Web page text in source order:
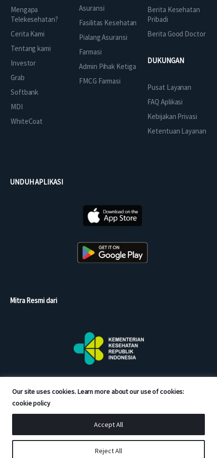
Our site uses cookies. Learn more about our use of cookies:
cookie policy
Reject All
Accept All
Mengapa
Telekesehatan?
Cerita Kami
Tentang kami
Investor
Grab
Softbank
MDI
WhiteCoat
Asuransi
Fasilitas Kesehatan
Pialang Asuransi
Farmasi
Admin Pihak Ketiga
FMCG Farmasi
Berita Kesehatan
Pribadi
Berita Good Doctor
DUKUNGAN
Pusat Layanan
FAQ Aplikasi
Kebijakan Privasi
Ketentuan Layanan
UNDUH APLIKASI
Mitra Resmi dari
Copyright © 2026 Good Doctor. All rights reserved.